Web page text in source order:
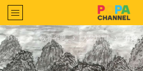
Home 教養省思 人物訪問 有妳